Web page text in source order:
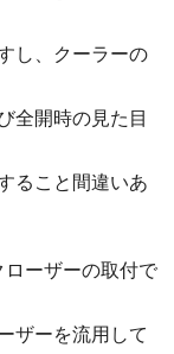
し、クーラーの
全開時の見た目
ること間違いあ
ーザーの取付で
ザーを流用して